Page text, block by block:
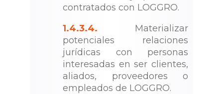
contratados con LOGGRO.
1.4.3.4. Materializar
potenciales relaciones
jurídicas con personas
interesadas en ser clientes,
aliados, proveedores o
empleados de LOGGRO.